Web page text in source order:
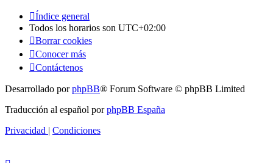
Índice general
Todos los horarios son UTC+02:00
Borrar cookies
Conocer más
Contáctenos
Desarrollado porphpBB® Forum Software © phpBB Limited
Traducción al español porphpBB España
Privacidad | Condiciones